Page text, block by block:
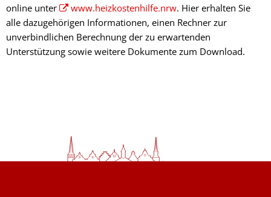
online unter
www.heizkostenhilfe.nrw. Hier erhalten Sie
alle dazugehörigen Informationen, einen Rechner zur
unverbindlichen Berechnung der zu erwartenden
Unterstützung sowie weitere Dokumente zum Download.